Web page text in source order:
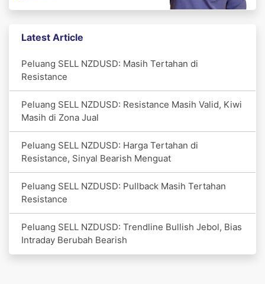
Latest Article
Peluang SELL NZDUSD: Masih Tertahan di
Resistance
Peluang SELL NZDUSD: Resistance Masih Valid, Kiwi
Masih di Zona Jual
Peluang SELL NZDUSD: Harga Tertahan di
Resistance, Sinyal Bearish Menguat
Peluang SELL NZDUSD: Pullback Masih Tertahan
Resistance
Peluang SELL NZDUSD: Trendline Bullish Jebol, Bias
Intraday Berubah Bearish